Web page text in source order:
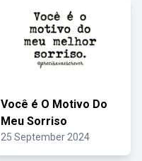
Você é O Motivo Do
Meu Sorriso
25 September 2024